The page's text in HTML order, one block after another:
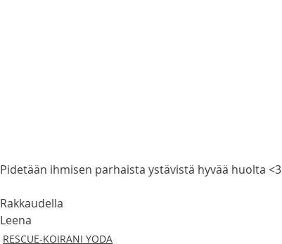
Pidetään ihmisen parhaista ystävistä hyvää huolta <3
Rakkaudella
Leena
RESCUE-KOIRANI YODA